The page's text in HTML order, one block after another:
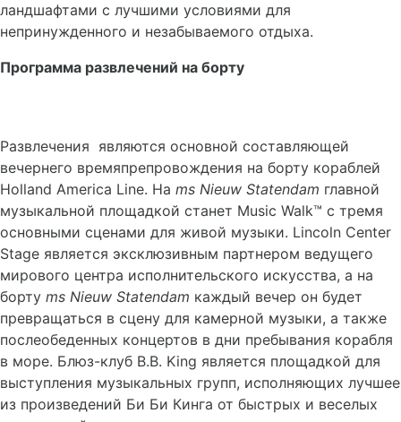
ландшафтами с лучшими условиями для
непринужденного и незабываемого отдыха.
Программа развлечений на борту
Развлечения являются основной составляющей
вечернего времяпрепровождения на борту кораблей
Holland America Line. На ms Nieuw Statendam главной
музыкальной площадкой станет Music Walk™ с тремя
основными сценами для живой музыки. Lincoln Center
Stage является эксклюзивным партнером ведущего
мирового центра исполнительского искусства, а на
борту ms Nieuw Statendam каждый вечер он будет
превращаться в сцену для камерной музыки, а также
послеобеденных концертов в дни пребывания корабля
в море. Блюз-клуб B.B. King является площадкой для
выступления музыкальных групп, исполняющих лучшее
из произведений Би Би Кинга от быстрых и веселых